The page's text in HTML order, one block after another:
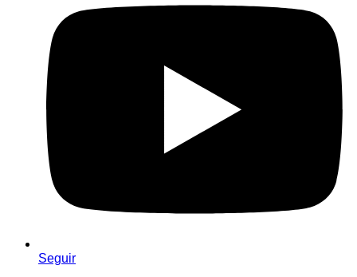
Seguir